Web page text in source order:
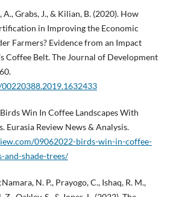
A., Grabs, J., & Kilian, B. (2020). How
in Improving the Economic
Farmers? Evidence from an Impact
Coffee Belt. The Journal of Development
Win In Coffee Landscapes With
Eurasia Review News & Analysis.
09062022-birds-win-in-coffee-
and-shade-trees/
N. P., Prayogo, C., Ishaq, R. M.,